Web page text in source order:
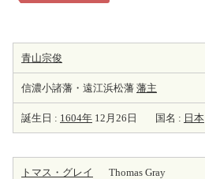
青山宗俊
信濃小諸藩・遠江浜松藩 藩主
誕生日 : 1604年 12月26日 国名 : 日本
トマス・グレイ Thomas Gray